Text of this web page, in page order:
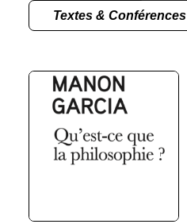
Textes & Conférences